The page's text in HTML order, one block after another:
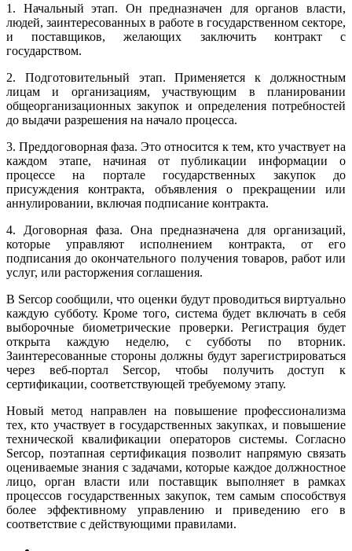
1. Начальный этап. Он предназначен для органов власти,
людей, заинтересованных в работе в государственном секторе,
и поставщиков, желающих заключить контракт с
государством.
2. Подготовительный этап. Применяется к должностным
лицам и организациям, участвующим в планировании
общеорганизационных закупок и определения потребностей
до выдачи разрешения на начало процесса.
3. Преддоговорная фаза. Это относится к тем, кто участвует на
каждом этапе, начиная от публикации информации о
процессе на портале государственных закупок до
присуждения контракта, объявления о прекращении или
аннулировании, включая подписание контракта.
4. Договорная фаза. Она предназначена для организаций,
которые управляют исполнением контракта, от его
подписания до окончательного получения товаров, работ или
услуг, или расторжения соглашения.
В Sercop сообщили, что оценки будут проводиться виртуально
каждую субботу. Кроме того, система будет включать в себя
выборочные биометрические проверки. Регистрация будет
открыта каждую неделю, с субботы по вторник.
Заинтересованные стороны должны будут зарегистрироваться
через веб-портал Sercop, чтобы получить доступ к
сертификации, соответствующей требуемому этапу.
Новый метод направлен на повышение профессионализма
тех, кто участвует в государственных закупках, и повышение
технической квалификации операторов системы. Согласно
Sercop, поэтапная сертификация позволит напрямую связать
оцениваемые знания с задачами, которые каждое должностное
лицо, орган власти или поставщик выполняет в рамках
процессов государственных закупок, тем самым способствуя
более эффективному управлению и приведению его в
соответствие с действующими правилами.